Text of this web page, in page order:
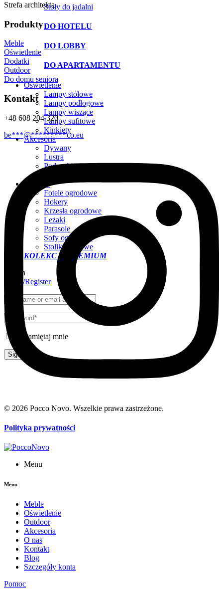
Stoły do jadalni
DO HOTELU
DO LOBBY
DO APARTAMENTU
Oświetlenie
Lampy stołowe
Lampy podłogowe
Lampy wiszące
Lampy sufitowe
Kinkiety
Akcesoria
Dywany
Lustra
Poduszki
Fotele ogrodowe
Hokery
Krzesła ogrodowe
Leżaki
Parasole
Sofy ogrodowe
Stoliki kawowe
KOLEKCJA PREMIUM
Search
Login/Register
Zapamiętaj mnie
Strefa architekta
Produkty
Meble
Oświetlenie
Dodatki
Outdoor
Do domu seniora
Kontakt
+48 608 204 320
be***@*********co.eu
© 2026 Pocco Novo. Wszelkie prawa zastrzeżone.
Polityka prywatności
Menu
Menu
Meble
Oświetlenie
Outdoor
Akcesoria
O nas
Kontakt
Blog
Szczegóły konta
Pomoc